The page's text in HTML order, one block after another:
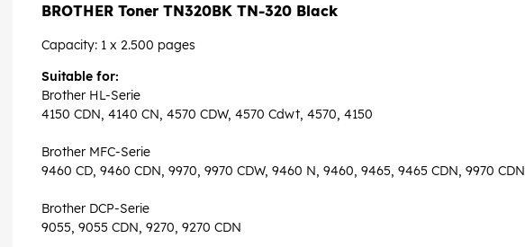
BROTHER Toner TN320BK TN-320 Black
Capacity: 1 x 2.500 pages
Suitable for:
Brother HL-Serie
4150 CDN, 4140 CN, 4570 CDW, 4570 Cdwt, 4570, 4150
Brother MFC-Serie
9460 CD, 9460 CDN, 9970, 9970 CDW, 9460 N, 9460, 9465, 9465 CDN, 9970 CDN
Brother DCP-Serie
9055, 9055 CDN, 9270, 9270 CDN